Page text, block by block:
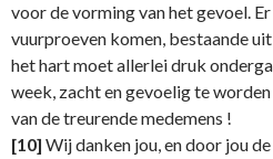
voor de vorming van het gevoel.
vuurproeven komen, bestaande
het hart moet allerlei druk
week, zacht en gevoelig te
van de treurende medemens !
[10] Wij danken jou, en door jou